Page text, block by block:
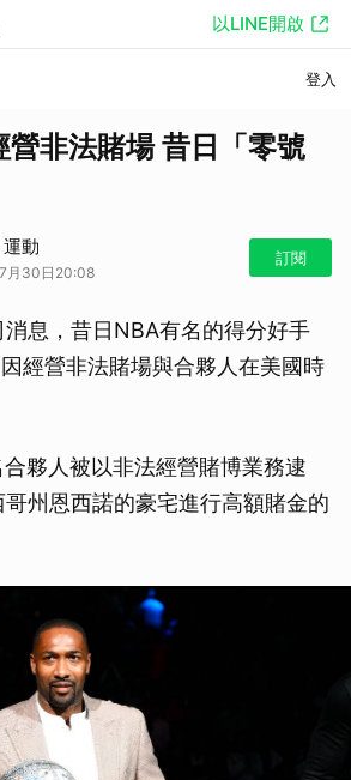
以LINE開啟
登入
非法賭場 昔日「零號
動
月30日20:08
訂閱
息，昔日NBA有名的得分好手
經營非法賭場與合夥人在美國時
夥人被以非法經營賭博業務逮
州恩西諾的豪宅進行高額賭金的